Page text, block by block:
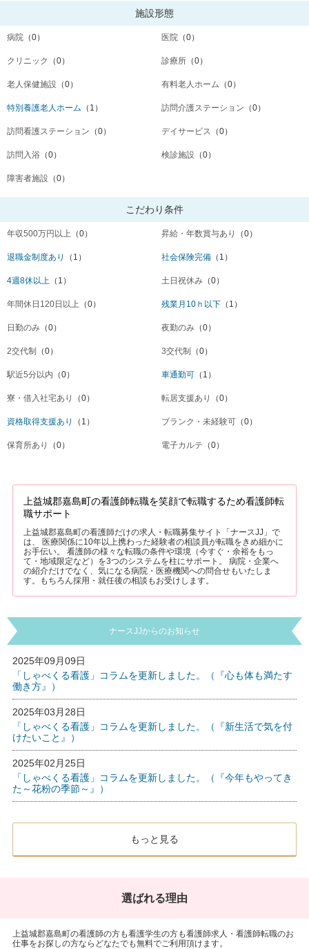
施設形態
病院 （0） 医院 （0）
クリニック （0） 診療所 （0）
老人保健施設 （0） 有料老人ホーム （0）
特別養護老人ホーム （1） 訪問介護ステーション （0）
訪問看護ステーション （0） デイサービス （0）
訪問入浴 （0） 検診施設 （0）
障害者施設 （0）
こだわり条件
年収500万円以上 （0） 昇給・年数賞与あり （0）
退職金制度あり （1） 社会保険完備 （1）
4週8休以上 （1） 土日祝休み （0）
年間休日120日以上 （0） 残業月10ｈ以下 （1）
日勤のみ （0） 夜勤のみ （0）
2交代制 （0） 3交代制 （0）
駅近5分以内 （0） 車通勤可 （1）
寮・借入社宅あり （0） 転居支援あり （0）
資格取得支援あり （1） ブランク・未経験可 （0）
保育所あり （0） 電子カルテ （0）
上益城郡嘉島町の看護師転職を笑顔で転職するため看護師転
職サポート
上益城郡嘉島町の看護師だけの求人・転職募集サイト「ナースJJ」で
は、 医療関係に10年以上携わった経験者の相談員が転職をきめ細かに
お手伝い。 看護師の様々な転職の条件や環境（今すぐ・余裕をもっ
て・地域限定など）を3つのシステムを柱にサポート。 病院・企業へ
の紹介だけでなく、気になる病院・医療機関への問合せもいたしま
す。もちろん採用・就任後の相談もお受けします。
ナースJJからのお知らせ
2025年09月09日
「しゃべくる看護」コラムを更新しました。（『心も体も満たす
働き方』）
2025年03月28日
「しゃべくる看護」コラムを更新しました。（『新生活で気を付
けたいこと』）
2025年02月25日
「しゃべくる看護」コラムを更新しました。（『今年もやってき
た～花粉の季節～』）
もっと見る
選ばれる理由
上益城郡嘉島町の看護師の方も看護学生の方も看護師求人・看護師転職のお
仕事をお探しの方ならどなたでも無料でご利用頂けます。